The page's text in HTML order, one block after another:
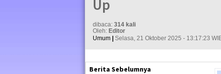
Up
dibaca: 314 kali
Oleh: Editor
Umum
Selasa, 21 Oktober 2025 - 13:17:23
Berita Sebelumnya